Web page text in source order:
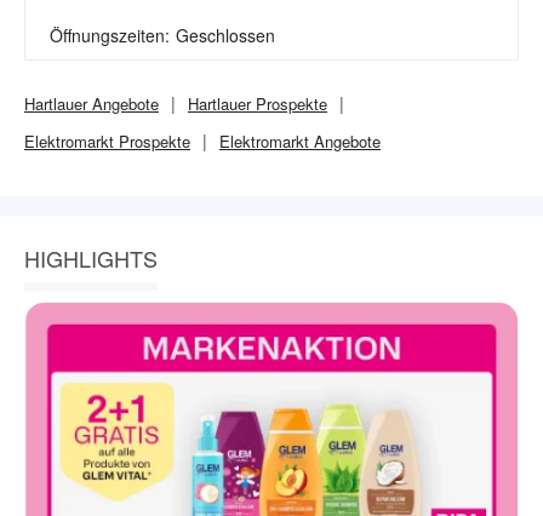
Öffnungszeiten: Geschlossen
HartlauerAngebote HartlauerProspekte
Elektromarkt Prospekte Elektromarkt Angebote
HIGHLIGHTS